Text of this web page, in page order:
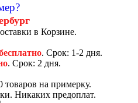
в Корзине.
. Срок: 1-2 дня.
. Срок: 2 дня.
на примерку.
Никаких предоплат.